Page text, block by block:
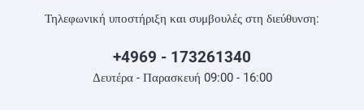
Τηλεφωνική υποστήριξη και συμβουλές στη διεύθυνση:
+4969 - 173261340
Δευτέρα - Παρασκευή 09:00 - 16:00